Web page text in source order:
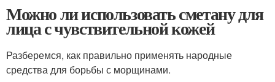
Можно ли использовать сметану для
лица с чувствительной кожей
Разберемся, как правильно применять народные
средства для борьбы с морщинами.